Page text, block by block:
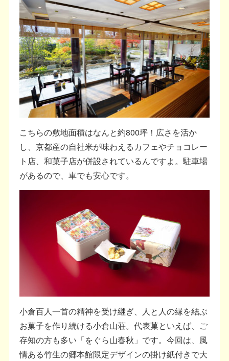
こちらの敷地面積はなんと約800坪！広さを活か
し、京都産の自社米が味わえるカフェやチョコレー
ト店、和菓子店が併設されているんですよ。駐車場
があるので、車でも安心です。
小倉百人一首の精神を受け継ぎ、人と人の縁を結ぶ
お菓子を作り続ける小倉山荘。代表菓といえば、ご
存知の方も多い「をぐら山春秋」です。今回は、風
情ある竹生の郷本館限定デザインの掛け紙付きで大